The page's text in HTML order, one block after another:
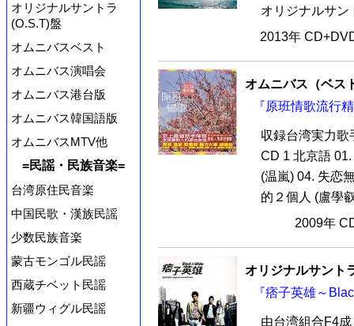
オリジナルサントラ
(O.S.T)盤
オムニバスベスト
オムニバス演唱会
オムニバス港台版
オムニバス韓国語版
オムニバスMTV他
=民謡・民族音楽=
台湾原住民音楽
中国民歌・漢族民謡
少数民族音楽
蒙古モンゴル民謡
西蔵チベット民謡
新疆ウィグル民謡
オリジナルサン
2013年
オムニバス（ベス
『原班情歌流行
収録台湾実力歌
CD 1 北京語
(温嵐) 04. 失恋
的２個人 (盧學
2009年
オリジナルサント
『痞子英雄～
由台湾組合F4